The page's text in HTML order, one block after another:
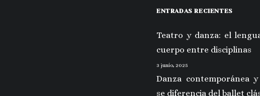
ENTRADAS RECIENTES
Teatro y danza: el
cuerpo entre disciplinas
3 junio, 2025
Danza contemporánea
se diferencia del ballet